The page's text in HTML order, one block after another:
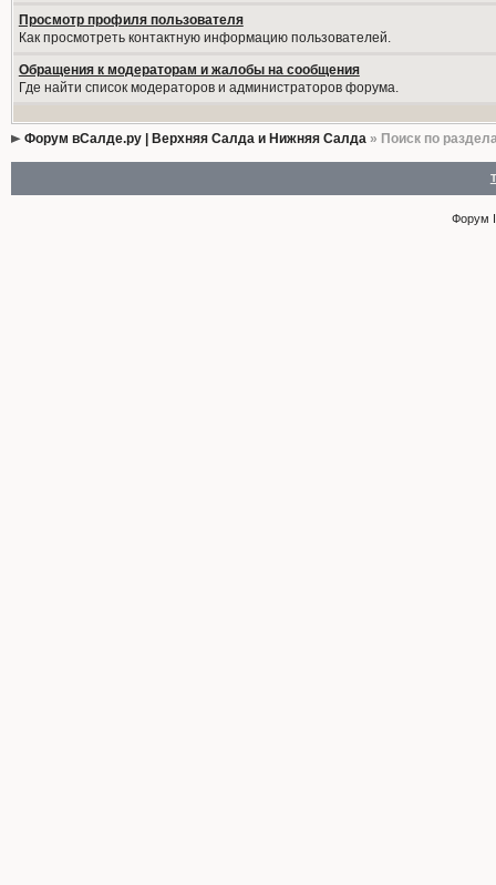
Просмотр профиля пользователя
Как просмотреть контактную информацию пользователей.
Обращения к модераторам и жалобы на сообщения
Где найти список модераторов и администраторов форума.
Форум вСалде.ру | Верхняя Салда и Нижняя Салда» Поиск по
Форум